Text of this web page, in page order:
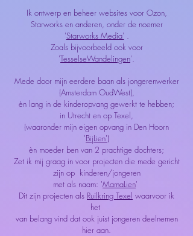
Ik ontwerp en beheer websites voor Ozon,
Starworks en anderen, onder de noemer
'Starworks Media' .
Zoals bijvoorbeeld ook voor
'TesselseWandelingen'.
Mede door mijn eerdere baan als jongerenwerker
(Amsterdam OudWest),
èn lang in de kinderopvang gewerkt te hebben;
in Utrecht en op Texel,
(waaronder mijn eigen opvang in Den Hoorn
'BijLien')
èn moeder ben van 2 prachtige dochters;
Zet ik mij graag in voor projecten die mede gericht
zijn op kinderen/jongeren
met als naam: 'MamaLien'
Dit zijn projecten als Ruilkring Texel waarvoor ik
het
van belang vind dat ook juist jongeren deelnemen
hier aan.